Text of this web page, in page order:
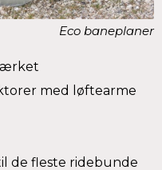
Eco baneplaner
med løftearme
de fleste ridebunde